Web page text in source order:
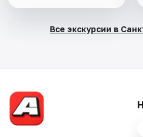
Все экскурсии в